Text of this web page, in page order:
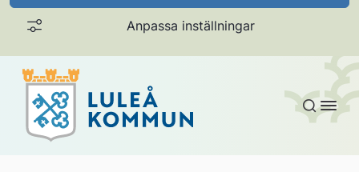
Anpassa inställningar
Gå till innehållet